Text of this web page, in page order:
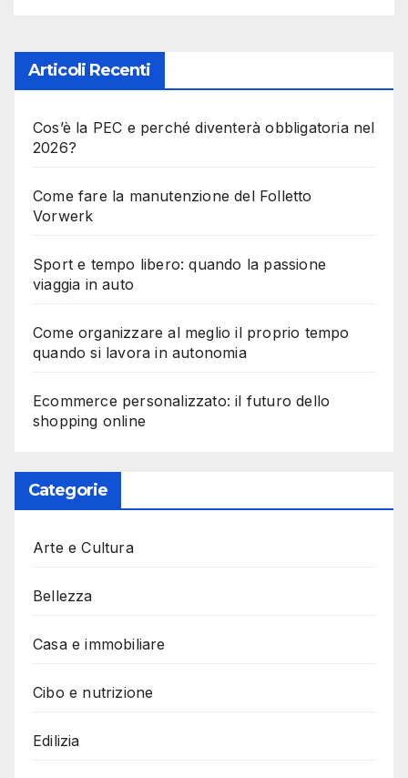
Articoli Recenti
Cos’è la PEC e perché diventerà obbligatoria nel
2026?
Come fare la manutenzione del Folletto
Vorwerk
Sport e tempo libero: quando la passione
viaggia in auto
Come organizzare al meglio il proprio tempo
quando si lavora in autonomia
Ecommerce personalizzato: il futuro dello
shopping online
Categorie
Arte e Cultura
Bellezza
Casa e immobiliare
Cibo e nutrizione
Edilizia